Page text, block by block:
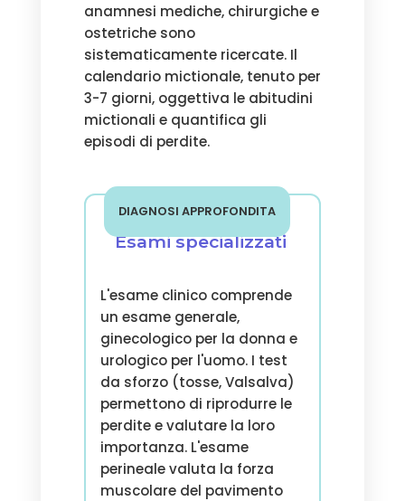
anamnesi mediche, chirurgiche e
ostetriche sono
sistematicamente ricercate. Il
calendario mictionale, tenuto per
3-7 giorni, oggettiva le abitudini
mictionali e quantifica gli
episodi di perdite.
DIAGNOSI APPROFONDITA
Esami specializzati
L'esame clinico comprende
un esame generale,
ginecologico per la donna e
urologico per l'uomo. I test
da sforzo (tosse, Valsalva)
permettono di riprodurre le
perdite e valutare la loro
importanza. L'esame
perineale valuta la forza
muscolare del pavimento